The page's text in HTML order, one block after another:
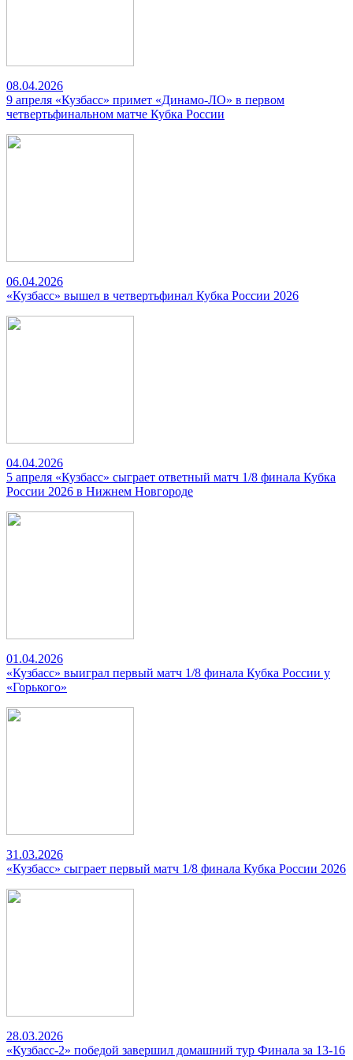
08.04.2026
9 апреля «Кузбасс» примет «Динамо-ЛО» в первом
четвертьфинальном матче Кубка России
06.04.2026
«Кузбасс» вышел в четвертьфинал Кубка России 2026
04.04.2026
5 апреля «Кузбасс» сыграет ответный матч 1/8 финала Кубка
России 2026 в Нижнем Новгороде
01.04.2026
«Кузбасс» выиграл первый матч 1/8 финала Кубка России у
«Горького»
31.03.2026
«Кузбасс» сыграет первый матч 1/8 финала Кубка России 2026
28.03.2026
«Кузбасс-2» победой завершил домашний тур Финала за 13-16